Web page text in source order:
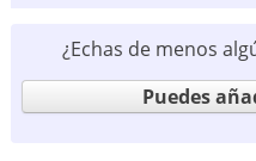
¿Echas de menos
Puedes